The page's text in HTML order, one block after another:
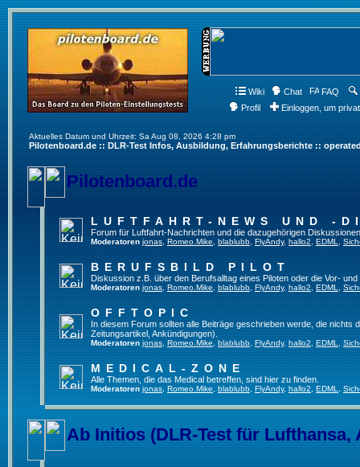
Wiki Chat FAQ
Profil
Einloggen, um
Aktuelles Datum und Uhrzeit: Sa Aug 08, 2026 4:28 pm
Pilotenboard.de :: DLR-Test Infos, Ausbildung, Erfahrungsberichte ::
Pilotenboard.de
LUFTFAHRT-NEWS UND -
Forum für Luftfahrt-Nachrichten und die dazugehörigen
Moderatoren jonas Romeo.Mike blablubb FlyAndy, hallo2 EDML
BERUFSBILD PILOT
Diskussion z.B. über den Berufsalltag eines Piloten oder die Vor-
Moderatoren jonas Romeo.Mike blablubb FlyAndy, hallo2 EDML
OFFTOPIC
In diesem Forum sollten alle Beiträge geschrieben werde, die
Zeitungsartikel, Ankündigungen).
Moderatoren jonas Romeo.Mike blablubb FlyAndy, hallo2 EDML
MEDICAL-ZONE
Alle Themen, die das Medical betreffen, sind hier zu finden.
Moderatoren jonas Romeo.Mike blablubb FlyAndy, hallo2 EDML
Ab Initios (DLR-Test für Lufthansa,